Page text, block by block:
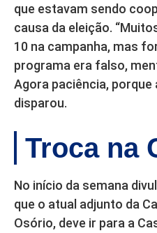
que estavam sendo
causa da eleição.
10 na campanha, mas
programa era falso,
Agora paciência, porque
disparou.
Troca na
No início da semana
que o atual adjunto da
Osório, deve ir para a